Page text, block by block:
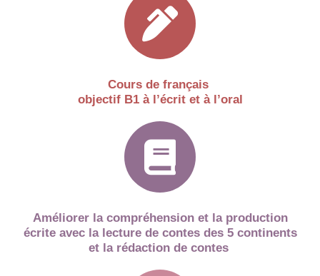
Cours de français
objectif B1 à l’écrit et à l’oral
Améliorer la compréhension et la production
écrite avec la lecture de contes des 5 continents
et la rédaction de contes